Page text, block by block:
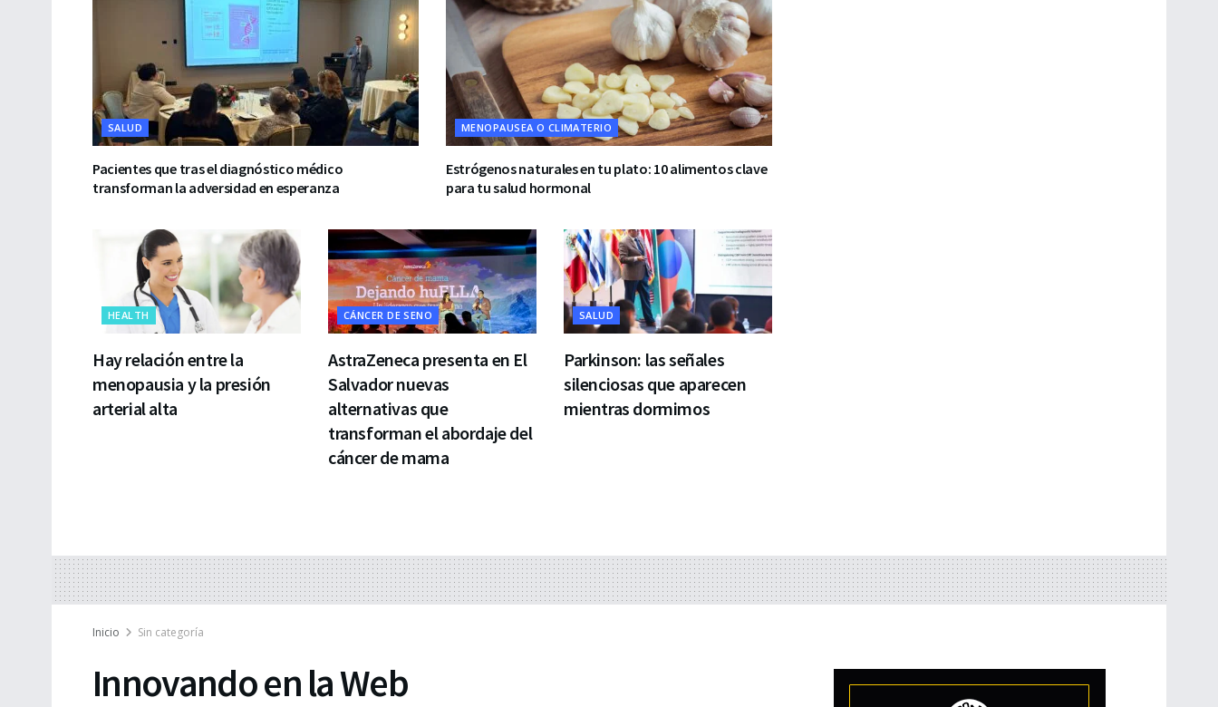
SALUD
Pacientes que tras el diagnóstico médico
transforman la adversidad en esperanza
MENOPAUSEA O CLIMATERIO
Estrógenos naturales en tu plato: 10 alimentos clave
para tu salud hormonal
HEALTH
Hay relación entre la
menopausia y la presión
arterial alta
CÁNCER DE SENO
AstraZeneca presenta en El
Salvador nuevas
alternativas que
transforman el abordaje del
cáncer de mama
SALUD
Parkinson: las señales
silenciosas que aparecen
mientras dormimos
Inicio Sin categoría
Innovando en la Web